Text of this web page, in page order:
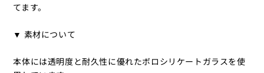
てます。
▼ 素材について
本体には透明度と耐久性に優れたボロシリケートガラスを使